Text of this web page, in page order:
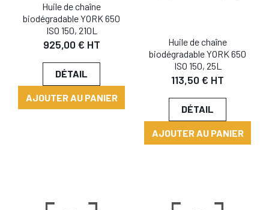
Huile de chaîne
biodégradable YORK 650
ISO 150, 210L
925,00 € HT
DÉTAIL
AJOUTER AU PANIER
Huile de chaîne
biodégradable YORK 650
ISO 150, 25L
113,50 € HT
DÉTAIL
AJOUTER AU PANIER